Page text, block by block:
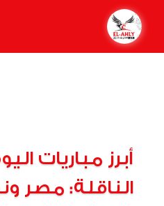
أبرز مباريات
الناقلة: مصر